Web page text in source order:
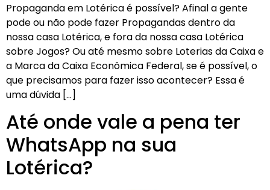
Propaganda em Lotérica é possível? Afinal a gente
pode ou não pode fazer Propagandas dentro da
nossa casa Lotérica, e fora da nossa casa Lotérica
sobre Jogos? Ou até mesmo sobre Loterias da Caixa e
a Marca da Caixa Econômica Federal, se é possível, o
que precisamos para fazer isso acontecer? Essa é
uma dúvida […]
Até onde vale a pena ter
WhatsApp na sua
Lotérica?